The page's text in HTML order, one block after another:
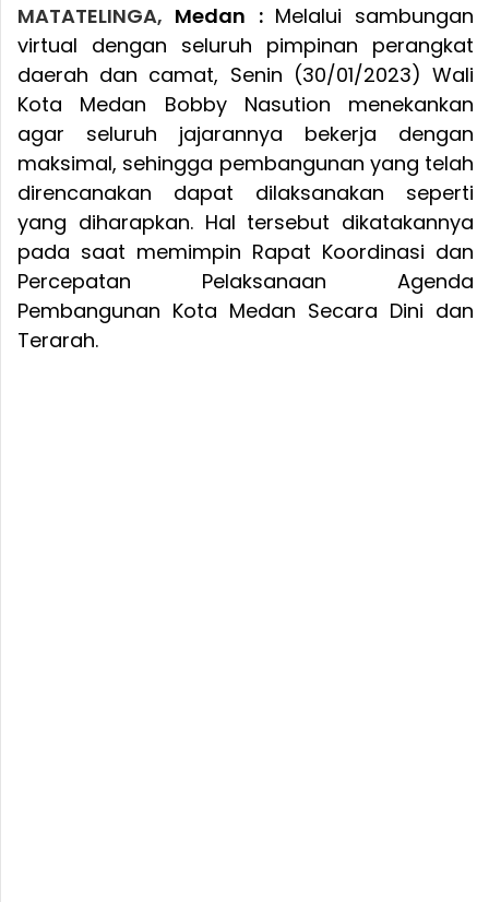
MATATELINGA, Medan : Melalui sambungan
virtual dengan seluruh pimpinan perangkat
daerah dan camat, Senin (30/01/2023) Wali
Kota Medan Bobby Nasution menekankan
agar seluruh jajarannya bekerja dengan
maksimal, sehingga pembangunan yang telah
direncanakan dapat dilaksanakan seperti
yang diharapkan. Hal tersebut dikatakannya
pada saat memimpin Rapat Koordinasi dan
Percepatan Pelaksanaan Agenda
Pembangunan Kota Medan Secara Dini dan
Terarah.